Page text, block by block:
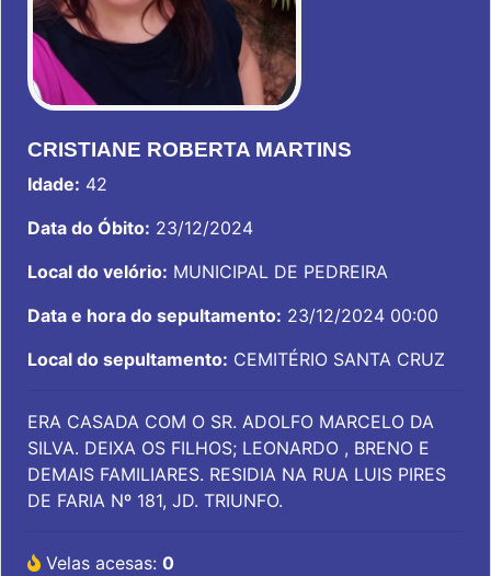
CRISTIANE ROBERTA MARTINS
Idade: 42
Data do Óbito: 23/12/2024
Local do velório: MUNICIPAL DE PEDREIRA
Data e hora do sepultamento: 23/12/2024 00:00
Local do sepultamento: CEMITÉRIO SANTA CRUZ
ERA CASADA COM O SR. ADOLFO MARCELO DA
SILVA. DEIXA OS FILHOS; LEONARDO , BRENO E
DEMAIS FAMILIARES. RESIDIA NA RUA LUIS PIRES
DE FARIA Nº 181, JD. TRIUNFO.
Velas acesas: 0